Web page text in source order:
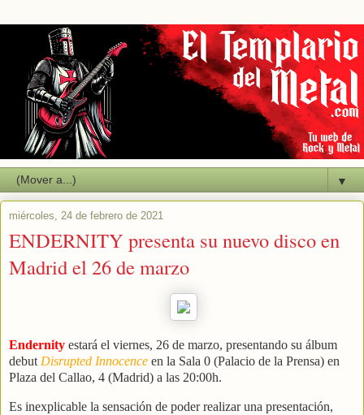
▼
miércoles, 24 de febrero de 2021
ENDERNITY presenta su nuevo disco en
Madrid el 26 de marzo
Endernity estará el viernes, 26 de marzo, presentando su álbum
debutDisrupted Innocence en la Sala 0 (Palacio de la Prensa) en
Plaza del Callao, 4 (Madrid) a las 20:00h.
Es inexplicable la sensación de poder realizar una presentación,